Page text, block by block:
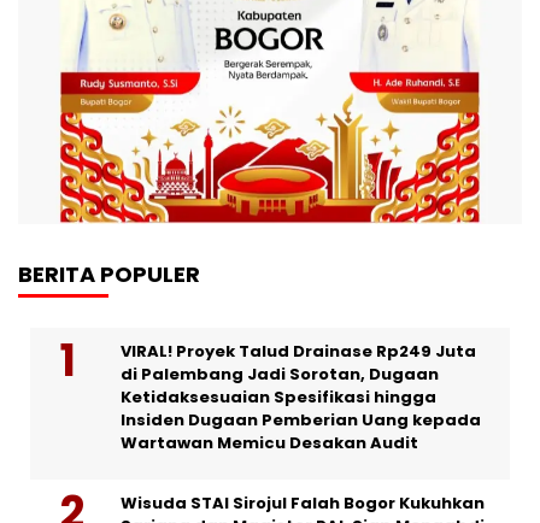
BERITA POPULER
VIRAL! Proyek Talud Drainase Rp249 Juta
di Palembang Jadi Sorotan, Dugaan
Ketidaksesuaian Spesifikasi hingga
Insiden Dugaan Pemberian Uang kepada
Wartawan Memicu Desakan Audit
Wisuda STAI Sirojul Falah Bogor Kukuhkan